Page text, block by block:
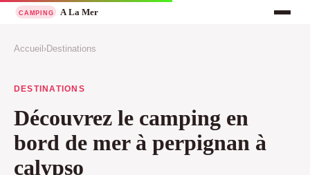
Accueil ›Destinations
DESTINATIONS
Découvrez le camping en
bord de mer à perpignan à
calypso